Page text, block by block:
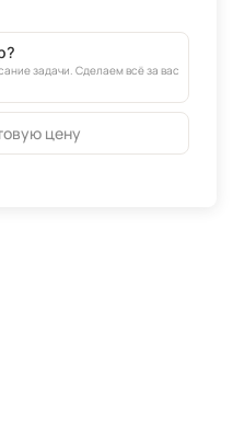
задачи. Сделаем всё за вас
цену